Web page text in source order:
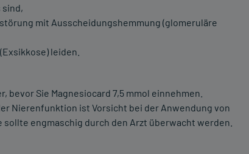
mit Ausscheidungshemmung (glomeruläre
leiden.
Sie Magnesiocard 7,5 mmol einnehmen.
Nierenfunktion ist Vorsicht bei der Anwendung von
engmaschig durch den Arzt überwacht werden.